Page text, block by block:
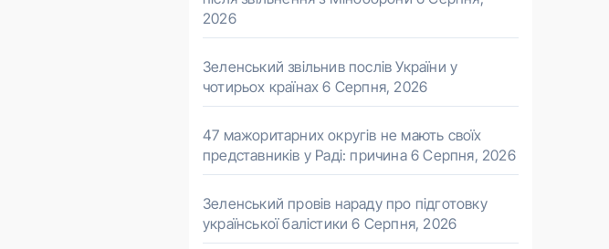
2026
Зеленський звільнив послів України у
чотирьох країнах 6 Серпня, 2026
47 мажоритарних округів не мають своїх
представників у Раді: причина 6 Серпня, 2026
Зеленський провів нараду про підготовку
української балістики 6 Серпня, 2026